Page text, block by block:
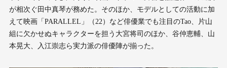
が相次ぐ田中真琴が務めた。そのほか、モデルとしての活動に加
えて映画「PARALLEL」（22）など俳優業でも注目のTao、片山
組に欠かせぬキャラクターを担う大宮将司のほか、谷仲恵輔、山
本晃大、入江崇志ら実力派の俳優陣が揃った。